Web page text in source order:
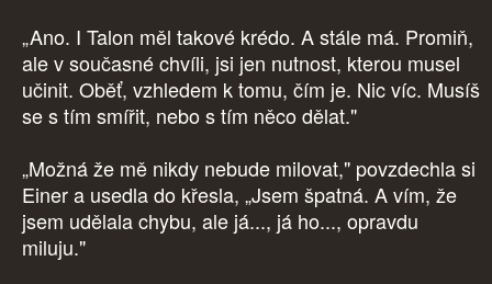
„Ano. I Talon měl takové krédo. A stále má. Promiň,
ale v současné chvíli, jsi jen nutnost, kterou musel
učinit. Oběť, vzhledem k tomu, čím je. Nic víc. Musíš
se s tím smířit, nebo s tím něco dělat."
„Možná že mě nikdy nebude milovat," povzdechla si
Einer a usedla do křesla, „Jsem špatná. A vím, že
jsem udělala chybu, ale já..., já ho..., opravdu
miluju."